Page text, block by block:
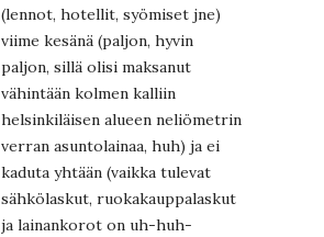
(lennot, hotellit, syömiset jne)
viime kesänä (paljon, hyvin
paljon, sillä olisi maksanut
vähintään kolmen kalliin
helsinkiläisen alueen neliömetrin
verran asuntolainaa, huh) ja ei
kaduta yhtään (vaikka tulevat
sähkölaskut, ruokakauppalaskut
ja lainankorot on uh-huh-